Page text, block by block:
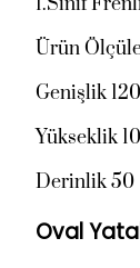
Ürün
Genişlik
Yükseklik
Derinlik 50
Oval